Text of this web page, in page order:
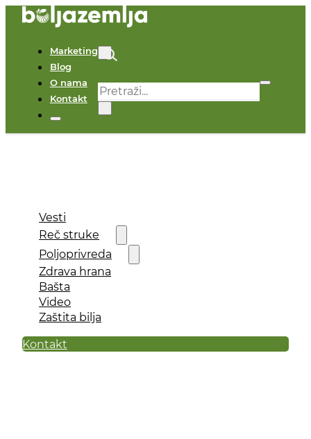
Marketing
Blog
O nama
Kontakt
Pretraga
Vesti
Reč struke
Poljoprivreda
Zdrava hrana
Bašta
Video
Zaštita bilja
Kontakt